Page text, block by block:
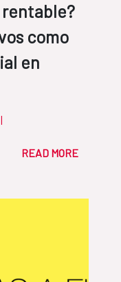
como
en
|
READ MORE